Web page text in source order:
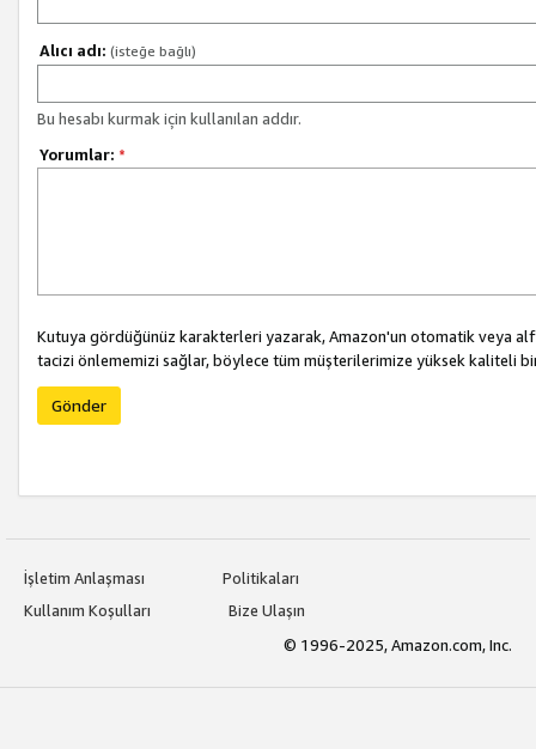
Alıcı adı: (isteğe bağlı)
Bu hesabı kurmak için kullanılan addır.
Yorumlar: *
Kutuya gördüğünüz karakterleri yazarak, Amazon'un otomatik veya
tacizi önlememizi sağlar, böylece tüm müşterilerimize yüksek kaliteli
Gönder
İşletim Anlaşması
Politikaları
Kullanım Koşulları
Bize Ulaşın
© 1996-2025, Amazon.com, Inc.